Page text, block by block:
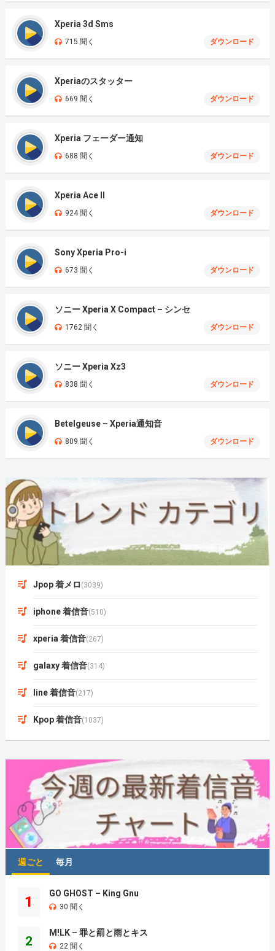
Xperia 3d Sms
715 聞く ダウンロード
Xperiaのスタッター
669 聞く ダウンロード
Xperia フェーダー通知
688 聞く ダウンロード
Xperia Ace II
924 聞く ダウンロード
Sony Xperia Pro-i
673 聞く ダウンロード
ソニー Xperia X Compact – シンセ
1762 聞く ダウンロード
ソニー Xperia Xz3
838 聞く ダウンロード
Betelgeuse – Xperia通知音
809 聞く ダウンロード
Jpop 着メロ (3039)
iphone 着信音(510)
xperia 着信音(267)
galaxy 着信音(314)
line 着信音(217)
Kpop 着信音(1037)
週ごと 毎月
1
GO GHOST – King Gnu
30 聞く
2
M!LK – 罪と罰と雨とキス
22 聞く